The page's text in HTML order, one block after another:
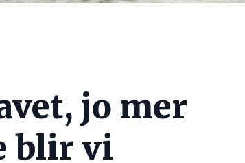
jo mer
blir vi